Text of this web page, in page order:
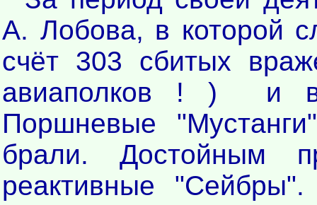
А. Лобова, в которой
счёт 303 сбитых
авиаполков ! ) и в
Поршневые
брали. Достойным
реактивные